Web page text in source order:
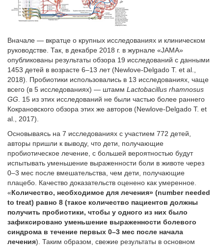
Вначале — вкратце о крупных исследованиях и клиническом
руководстве. Так, в декабре 2018 г. в журнале «JAMA»
опубликованы результаты обзора 19 исследований с данными
1453 детей в возрасте 6–13 лет (Newlove-Delgado T. et al.,
2018). Пробиотики использовались в 13 исследованиях, чаще
всего (в 5 исследованиях) — штамм Lactobacillus rhamnosus
GG . 15 из этих исследований не были частью более раннего
Кокрановского обзора этих же авторов (Newlove-Delgado T. et
al., 2017).
Основываясь на 7 исследованиях с участием 772 детей,
авторы пришли к выводу, что дети, получающие
пробиотическое лечение, с большей вероятностью будут
испытывать уменьшение выраженности боли в животе через
0–3 мес после вмешательства, чем дети, получающие
плацебо. Качество доказательств оценено как умеренное.
«Количество, необходимое для лечения» (number needed
to treat) равно 8 (такое количество пациентов должны
получить пробиотики, чтобы у одного из них было
зафиксировано уменьшение выраженности болевого
синдрома в течение первых 0–3 мес после начала
лечения). Таким образом, свежие результаты в основном